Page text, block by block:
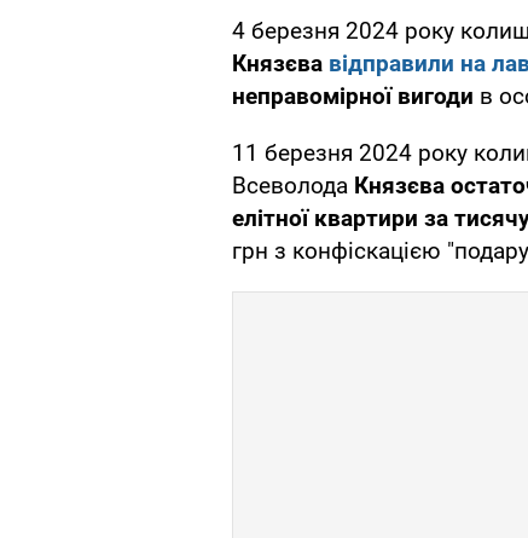
4 березня 2024 року
Князєва відправили на
неправомірної вигоди в
11 березня 2024 року
Всеволода Князєва
елітної квартири за
грн з конфіскацією